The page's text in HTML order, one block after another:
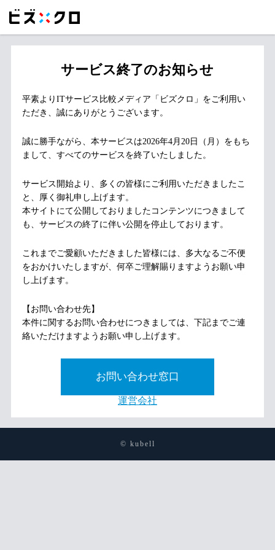
サービス終了のお知らせ
平素よりITサービス比較メディア「ビズクロ」をご利用い
ただき、誠にありがとうございます。
誠に勝手ながら、本サービスは2026年4月20日（月）をもち
まして、すべてのサービスを終了いたしました。
サービス開始より、多くの皆様にご利用いただきましたこ
と、厚く御礼申し上げます。
本サイトにて公開しておりましたコンテンツにつきまして
も、サービスの終了に伴い公開を停止しております。
これまでご愛顧いただきました皆様には、多大なるご不便
をおかけいたしますが、何卒ご理解賜りますようお願い申
し上げます。
【お問い合わせ先】
本件に関するお問い合わせにつきましては、下記までご連
絡いただけますようお願い申し上げます。
お問い合わせ窓口
運営会社
© kubell